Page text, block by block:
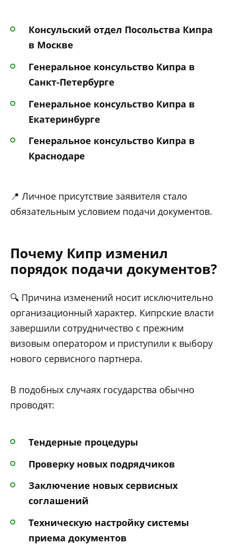
Консульский отдел Посольства Кипра
в Москве
Генеральное консульство Кипра в
Санкт-Петербурге
Генеральное консульство Кипра в
Екатеринбурге
Генеральное консульство Кипра в
Краснодаре
📍 Личное присутствие заявителя стало
обязательным условием подачи документов.
Почему Кипр изменил
порядок подачи документов?
🔍 Причина изменений носит исключительно
организационный характер. Кипрские власти
завершили сотрудничество с прежним
визовым оператором и приступили к выбору
нового сервисного партнера.
В подобных случаях государства обычно
проводят:
Тендерные процедуры
Проверку новых подрядчиков
Заключение новых сервисных
соглашений
Техническую настройку системы
приема документов